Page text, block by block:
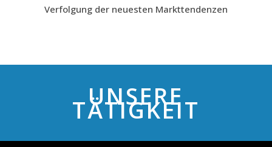
Verfolgung der neuesten Markttendenzen
UNSERE
TÄTIGKEIT